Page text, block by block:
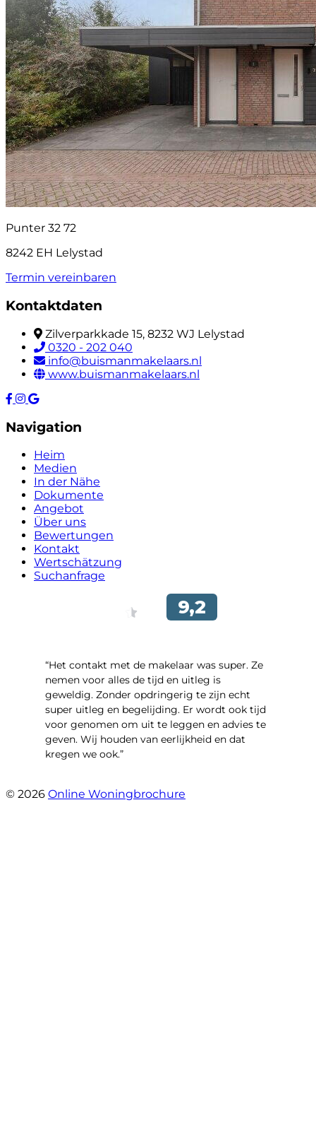
Punter 32 72
8242 EH Lelystad
Termin vereinbaren
Kontaktdaten
Zilverparkkade 15, 8232 WJ Lelystad
0320 - 202 040
info@buismanmakelaars.nl
www.buismanmakelaars.nl
Navigation
Heim
Medien
In der Nähe
Dokumente
Angebot
Über uns
Bewertungen
Kontakt
Wertschätzung
Suchanfrage
“Het contakt met de makelaar was super. Ze
nemen voor alles de tijd en uitleg is
geweldig. Zonder opdringerig te zijn echt
super uitleg en begelijding. Er wordt ook tijd
voor genomen om uit te leggen en advies te
geven. Wij houden van eerlijkheid en dat
kregen we ook.”
© 2026 Online Woningbrochure